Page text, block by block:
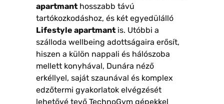
apartmanthosszabb távú
tartókozkodáshoz, és két egyedülálló
Lifestyle apartmantis. Utóbbi a
szálloda wellbeing adottságaira erősít,
hiszen a külön nappali és hálószoba
mellett konyhával, Dunára néző
erkéllyel, saját szaunával és komplex
edzőtermi gyakorlatok elvégzését
lehetővé tevő TechnoGym gépekkel